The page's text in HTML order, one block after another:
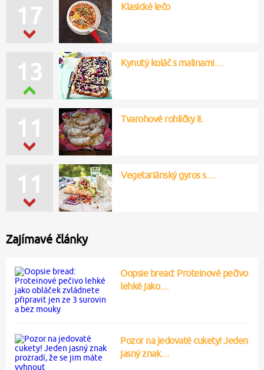
17 Klasické lečo
13 Kynutý koláč s malinami…
11 Tvarohové rohlíčky II.
11 Vegetariánský gyros s…
Zajímavé články
Oopsie bread: Proteinové pečivo
lehké jako…
Pozor na jedovaté cukety! Jeden
jasný znak…